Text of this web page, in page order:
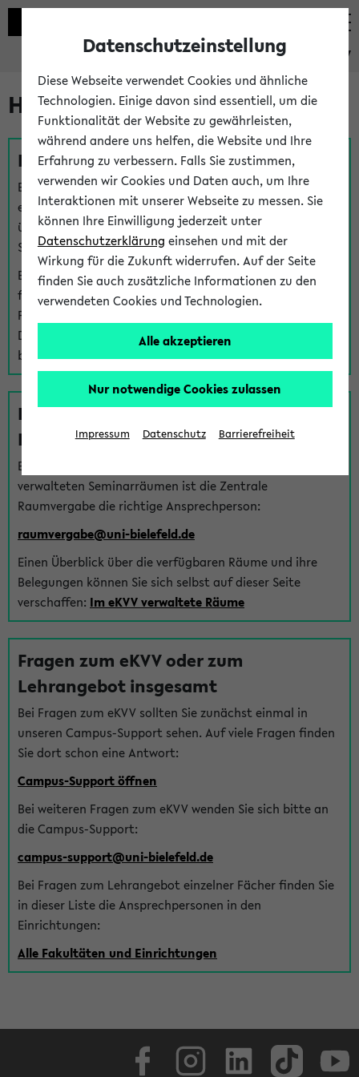
eKVV
Hilfe & Kontakt
Fragen zu einzelnen Veranstaltungen
Bei inhaltlichen und organisatorischen Fragen zu
einzelnen Veranstaltungen finden Sie Ansprechpersonen
über denFragen-Link bei jeder Veranstaltung. Der BIS
Support kann hier meist keine direkte Hilfe leisten.
Bei Veranstaltungen mit eKVV Teilnahmemanagement
finden Sie eine Auskunft über die Personen, die Ihre
Platzzuteilung im eKVV eingetragen haben, auf der
Detailseite zum Teilnahmemanagement der
betreffenden Veranstaltung.
Fragen zu im eKVV verwalteten
Räumen
Bei Fragen zur Vergabe von Hörsälen und vom eKVV
verwalteten Seminarräumen ist die Zentrale
Raumvergabe die richtige Ansprechperson:
raumvergabe@uni-bielefeld.de
Einen Überblick über die verfügbaren Räume und ihre
Belegungen können Sie sich selbst auf dieser Seite
verschaffen: Im eKVV verwaltete Räume
Fragen zum eKVV oder zum
Lehrangebot insgesamt
Bei Fragen zum eKVV sollten Sie zunächst einmal in
unseren Campus-Support sehen. Auf viele Fragen finden
Sie dort schon eine Antwort:
Campus-Support öffnen
Bei weiteren Fragen zum eKVV wenden Sie sich bitte an
die Campus-Support:
campus-support@uni-bielefeld.de
Bei Fragen zum Lehrangebot einzelner Fächer finden Sie
in dieser Liste die Ansprechpersonen in den
Einrichtungen:
Alle Fakultäten und Einrichtungen
Datenschutzeinstellung
Diese Webseite verwendet Cookies und ähnliche
Technologien. Einige davon sind essentiell, um die
Funktionalität der Website zu gewährleisten,
während andere uns helfen, die Website und Ihre
Erfahrung zu verbessern. Falls Sie zustimmen,
verwenden wir Cookies und Daten auch, um Ihre
Interaktionen mit unserer Webseite zu messen. Sie
können Ihre Einwilligung jederzeit unter
Datenschutzerklärung einsehen und mit der
Wirkung für die Zukunft widerrufen. Auf der Seite
finden Sie auch zusätzliche Informationen zu den
verwendeten Cookies und Technologien.
Alle akzeptieren
Nur notwendige Cookies zulassen
Impressum Datenschutz Barrierefreiheit